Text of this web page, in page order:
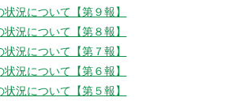
況について【第９報】
況について【第８報】
況について【第７報】
況について【第６報】
況について【第５報】